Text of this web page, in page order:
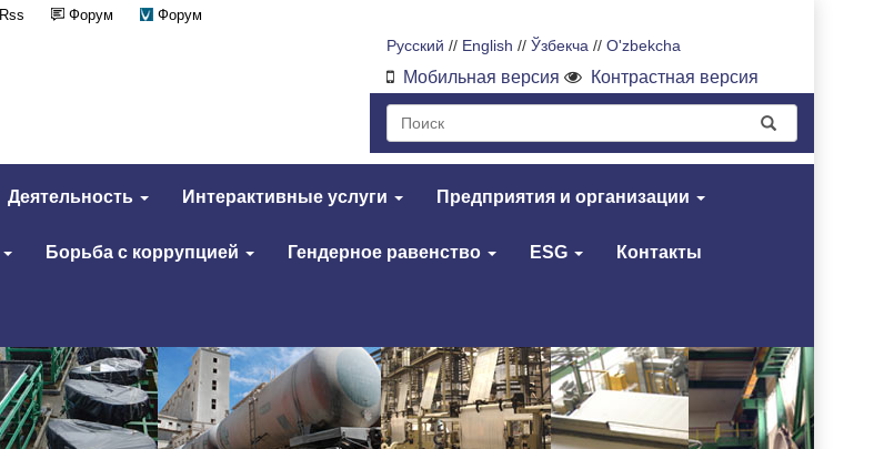
Rss Форум
Форум
Русский // English // Ўзбекча // O'zbekcha
Мобильная версия Контрастная версия
Деятельность Интерактивные услуги Предприятия и организации
Борьба с коррупцией Гендерное равенство ESG Контакты